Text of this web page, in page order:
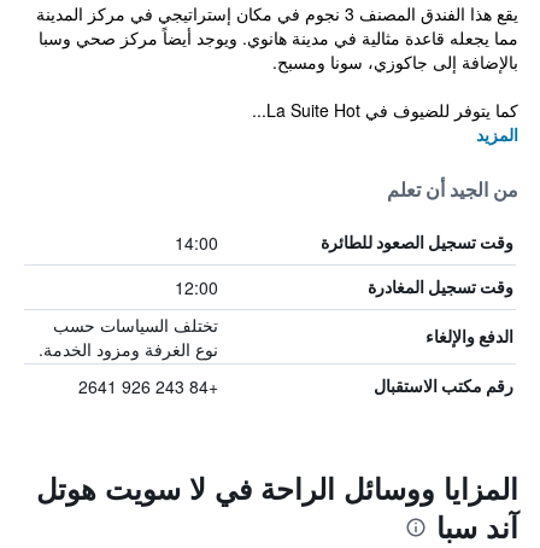
يقع هذا الفندق المصنف 3 نجوم في مكان إستراتيجي في مركز المدينة
مما يجعله قاعدة مثالية في مدينة هانوي. ويوجد أيضاً مركز صحي وسبا
بالإضافة إلى جاكوزي، سونا ومسبح.
كما يتوفر للضيوف في La Suite Hot...
المزيد
من الجيد أن تعلم
وقت تسجيل الصعود للطائرة 14:00
وقت تسجيل المغادرة 12:00
الدفع والإلغاء
تختلف السياسات حسب
نوع الغرفة ومزود الخدمة.
رقم مكتب الاستقبال +84 243 926 2641
المزايا ووسائل الراحة في لا سويت هوتل
آند سبا